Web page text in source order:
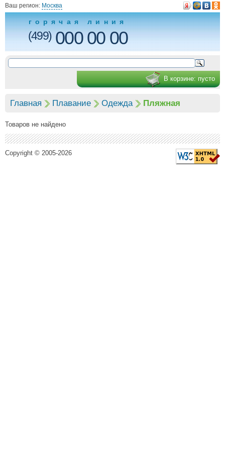
Ваш регион: Москва
горячая линия
(499)000 00 00
В корзине: пусто
Главная Плавание Одежда Пляжная
Товаров не найдено
Copyright © 2005-2026